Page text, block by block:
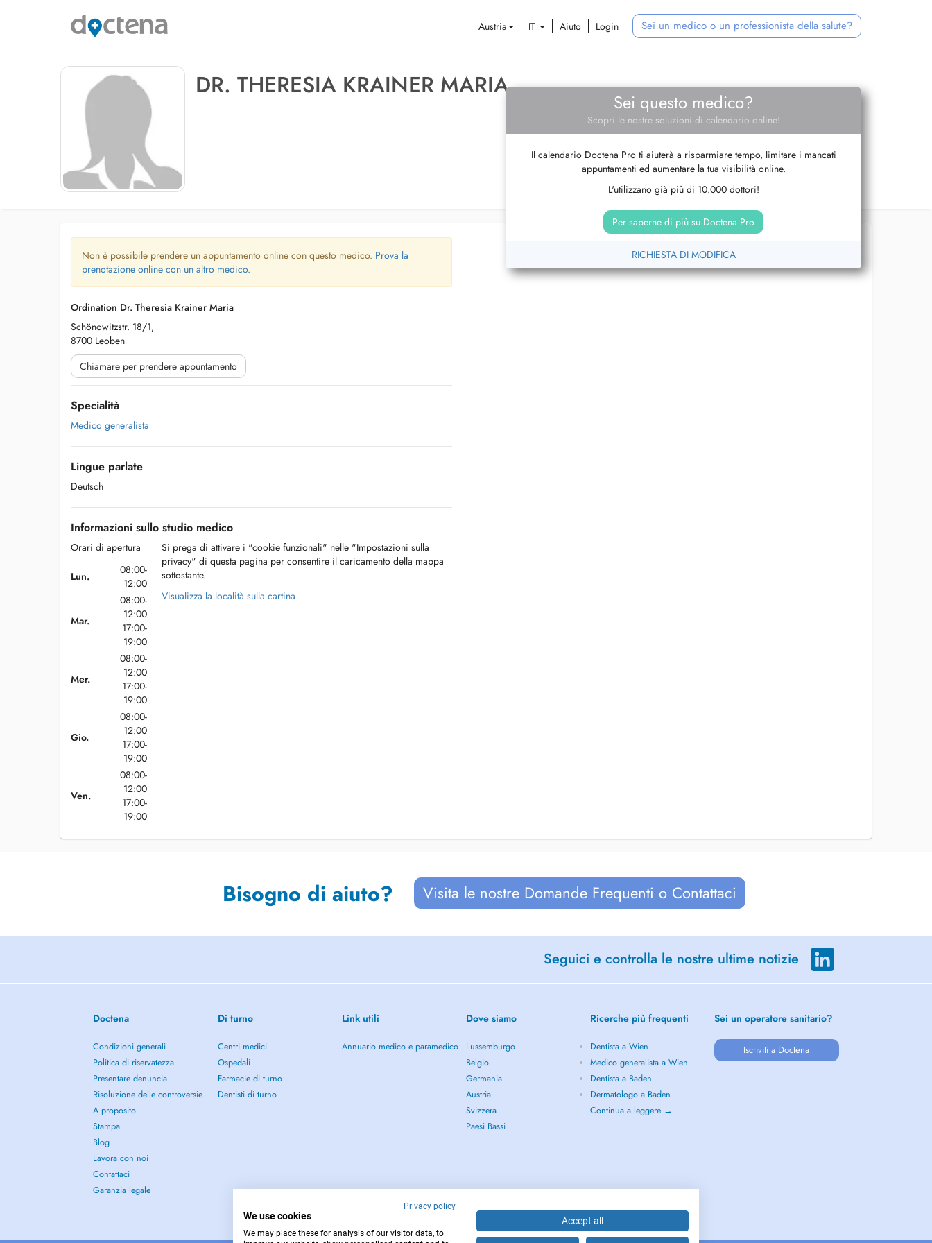
Austria IT Aiuto Login Sei un medico o un professionista della salute?
DR. THERESIA KRAINER MARIA
Sei questo medico?
Scopri le nostre soluzioni di calendario online!
Il calendario Doctena Pro ti aiuterà a risparmiare tempo, limitare i mancati
appuntamenti ed aumentare la tua visibilità online.
L'utilizzano già più di 10.000 dottori!
Per saperne di più su Doctena Pro
RICHIESTA DI MODIFICA
Non è possibile prendere un appuntamento online con questo medico. Prova la
prenotazione online con un altro medico.
Ordination Dr. Theresia Krainer Maria
Schönowitzstr. 18/1,
8700 Leoben
Chiamare per prendere appuntamento
Specialità
Medico generalista
Lingue parlate
Deutsch
Informazioni sullo studio medico
Orari di apertura
Lun.
08:00-
12:00
Mar.
08:00-
12:00
17:00-
19:00
Mer.
08:00-
12:00
17:00-
19:00
Gio.
08:00-
12:00
17:00-
19:00
Ven.
08:00-
12:00
17:00-
19:00
Si prega di attivare i "cookie funzionali" nelle "Impostazioni sulla
privacy" di questa pagina per consentire il caricamento della mappa
sottostante.
Visualizza la località sulla cartina
Bisogno di aiuto? Visita le nostre Domande Frequenti o Contattaci
Seguici e controlla le nostre ultime notizie
Doctena
Condizioni generali
Politica di riservatezza
Presentare denuncia
Risoluzione delle controversie
A proposito
Stampa
Blog
Lavora con noi
Contattaci
Garanzia legale
Di turno
Centri medici
Ospedali
Farmacie di turno
Dentisti di turno
Link utili
Annuario medico e paramedico
Dove siamo
Lussemburgo
Belgio
Germania
Austria
Svizzera
Paesi Bassi
Ricerche più frequenti
Dentista a Wien
Medico generalista a Wien
Dentista a Baden
Dermatologo a Baden
Continua a leggere →
Sei un operatore sanitario?
Iscriviti a Doctena
Privacy policy
We use cookies
We may place these for analysis of our visitor data, to
Accept all